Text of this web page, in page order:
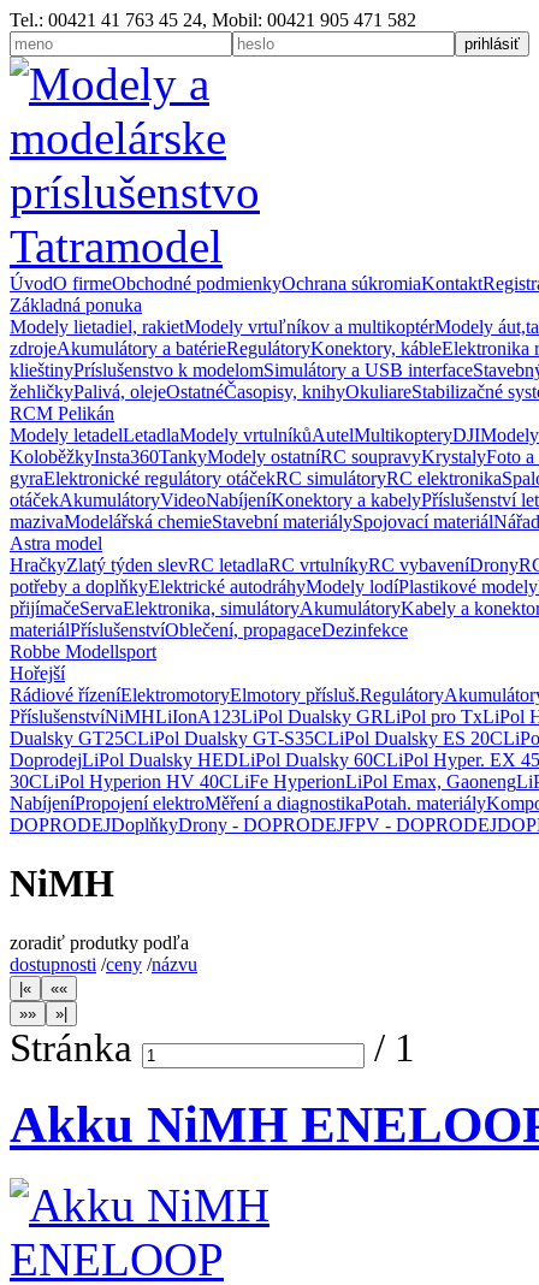
Tel.: 00421 41 763 45 24, Mobil: 00421 905 471 582
ÚvodO firmeObchodné podmienkyOchrana súkromiaKontakt
Základná ponuka
Modely lietadiel, rakietModely vrtuľníkov a multikoptérModely
zdrojeAkumulátory a batérieRegulátoryKonektory, kábleElektronika
klieštinyPríslušenstvo k modelomSimulátory a USB interface
žehličkyPalivá, olejeOstatnéČasopisy, knihyOkuliareStabilizačné
RCM Pelikán
Modely letadelLetadlaModely vrtulníkůAutelMultikopteryDJI
KoloběžkyInsta360TankyModely ostatníRC soupravyKrystalyFoto
gyraElektronické regulátory otáčekRC simulátoryRC elektronika
otáčekAkumulátoryVideoNabíjeníKonektory a kabelyPříslušenství
mazivaModelářská chemieStavební materiálySpojovací materiál
Astra model
HračkyZlatý týden slevRC letadlaRC vrtulníkyRC vybaveníDrony
potřeby a doplňkyElektrické autodráhyModely lodíPlastikové modely
přijímačeServaElektronika, simulátoryAkumulátoryKabely a
materiálPříslušenstvíOblečení, propagaceDezinfekce
Robbe Modellsport
Hořejší
Rádiové řízeníElektromotoryElmotory přísluš.Regulátory
PříslušenstvíNiMHLiIonA123LiPol Dualsky GRLiPol pro TxLiPol
Dualsky GT25CLiPol Dualsky GT-S35CLiPol Dualsky ES 20C
DoprodejLiPol Dualsky HEDLiPol Dualsky 60CLiPol Hyper. EX
30CLiPol Hyperion HV 40CLiFe HyperionLiPol Emax, Gaoneng
NabíjeníPropojení elektroMěření a diagnostikaPotah. materiály
DOPRODEJDoplňkyDrony - DOPRODEJFPV - DOPRODEJ
NiMH
zoradiť produtky podľa
dostupnosti /ceny /názvu
Stránka / 1
Akku NiMH